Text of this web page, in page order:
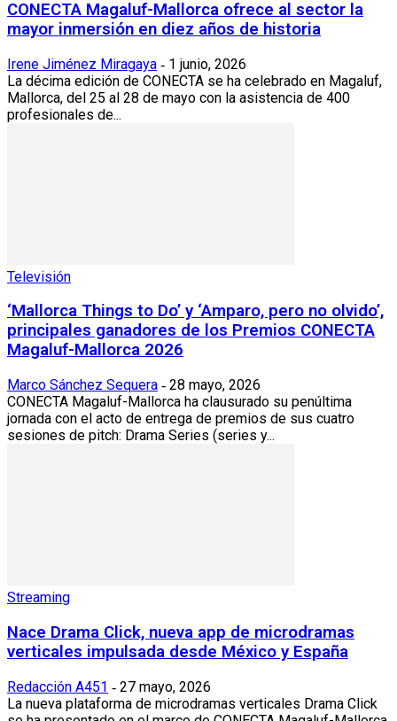
CONECTA Magaluf-Mallorca ofrece al sector la
mayor inmersión en diez años de historia
Irene Jiménez Miragaya - 1 junio, 2026
La décima edición de CONECTA se ha celebrado en Magaluf,
Mallorca, del 25 al 28 de mayo con la asistencia de 400
profesionales de...
Televisión
‘Mallorca Things to Do’ y ‘Amparo, pero no olvido’,
principales ganadores de los Premios CONECTA
Magaluf-Mallorca 2026
Marco Sánchez Sequera - 28 mayo, 2026
CONECTA Magaluf-Mallorca ha clausurado su penúltima
jornada con el acto de entrega de premios de sus cuatro
sesiones de pitch: Drama Series (series y...
Streaming
Nace Drama Click, nueva app de microdramas
verticales impulsada desde México y España
Redacción A451 - 27 mayo, 2026
La nueva plataforma de microdramas verticales Drama Click